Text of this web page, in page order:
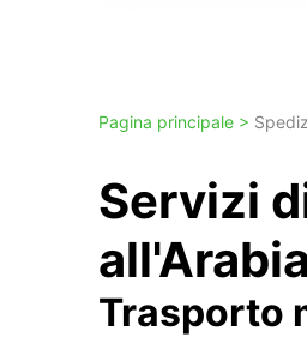
Pagina principale >
Servizi
Trasporto